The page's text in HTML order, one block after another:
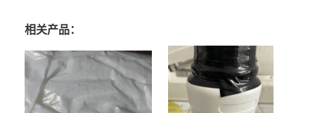
相关产品：